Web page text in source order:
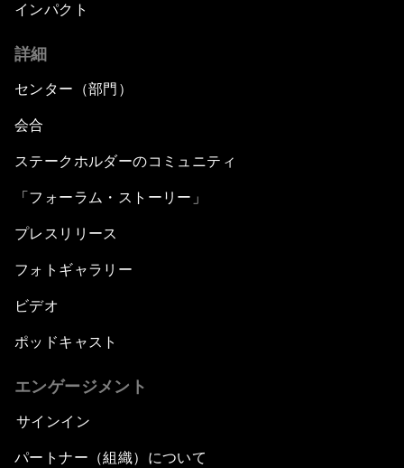
インパクト
詳細
センター（部門）
会合
ステークホルダーのコミュニティ
「フォーラム・ストーリー」
プレスリリース
フォトギャラリー
ビデオ
ポッドキャスト
エンゲージメント
サインイン
パートナー（組織）について